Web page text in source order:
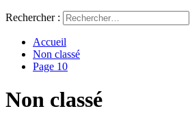
Rechercher :
Accueil
Non classé
Page 10
Non classé